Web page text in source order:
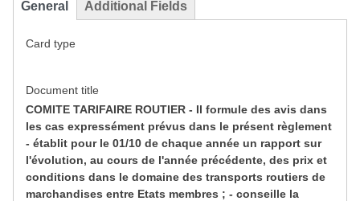
General Additional Fields
Card type
Document title
COMITE TARIFAIRE ROUTIER - Il formule des avis dans
les cas expressément prévus dans le présent règlement
- établit pour le 01/10 de chaque année un rapport sur
l'évolution, au cours de l'année précédente, des prix et
conditions dans le domaine des transports routiers de
marchandises entre Etats membres ; - conseille la